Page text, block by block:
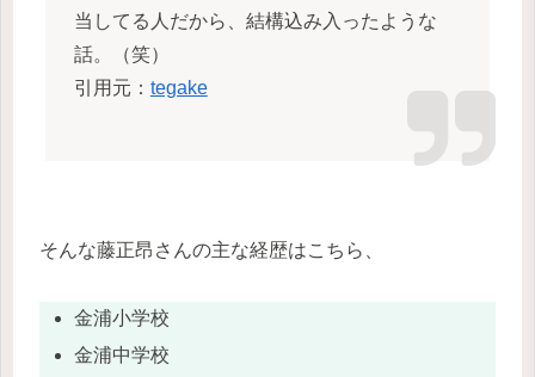
当してる人だから、結構込み入ったような
話。（笑）
引用元： tegake
そんな藤正昂さんの主な経歴はこちら、
金浦小学校
金浦中学校